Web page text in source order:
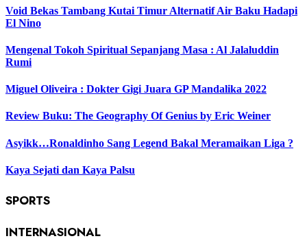
Void Bekas Tambang Kutai Timur Alternatif Air Baku Hadapi
El Nino
Mengenal Tokoh Spiritual Sepanjang Masa : Al Jalaluddin
Rumi
Miguel Oliveira : Dokter Gigi Juara GP Mandalika 2022
Review Buku: The Geography Of Genius by Eric Weiner
Asyikk…Ronaldinho Sang Legend Bakal Meramaikan Liga ?
Kaya Sejati dan Kaya Palsu
SPORTS
INTERNASIONAL